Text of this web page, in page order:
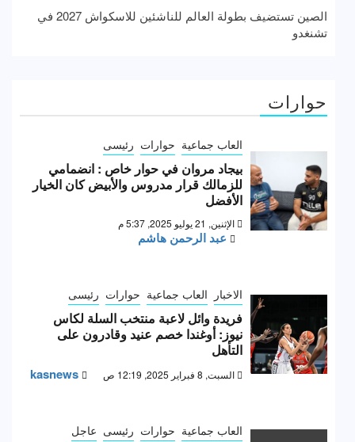
الصين تستضيف بطولة العالم للناشئين للاسكواش 2027 في
تشنغدو
حوارات
العاب جماعية حوارات رئيسى
بيجاد مروان في حوار خاص : انضمامي
للزمالك قرار مدروس والأبيض كان الخيار
الأفضل
الإثنين, 21 يوليو 2025, 5:37 م
عبد الرحمن هاشم
الاخبار العاب جماعية حوارات رئيسى
فريدة وائل لاعبة منتخب السلة لكاس
نيوز: أوغندا خصم عنيد وقادرون على
التأهل
السبت, 8 فبراير 2025, 12:19 ص kasnews
العاب جماعية حوارات رئيسى عاجل